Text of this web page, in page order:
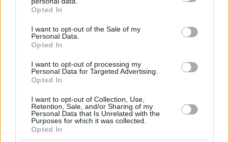
grant or deny consent to Google and its third-party tags to
use your data for below specified purposes in below Google
consent section.
Opted In
I want to opt-out of the Sale of my
Personal Data.
Opted In
I want to opt-out of processing my
Personal Data for Targeted Advertising.
Opted In
I want to opt-out of Collection, Use,
Retention, Sale, and/or Sharing of my
Personal Data that Is Unrelated with the
Purposes for which it was collected.
Opted In
05.08.2026, 20:15